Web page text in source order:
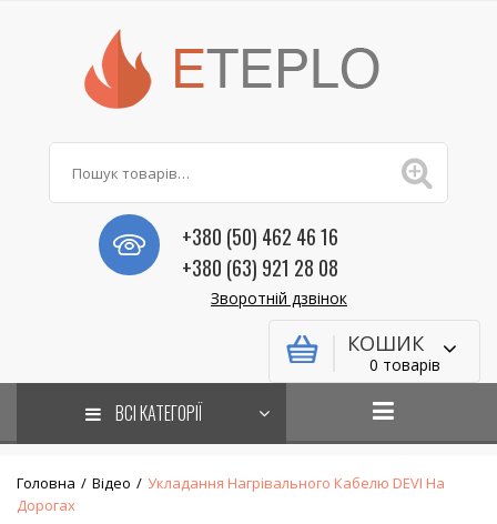
+380 (50) 462 46 16
+380 (63) 921 28 08
Зворотній дзвінок
КОШИК
0 товарів
ВСІ КАТЕГОРІЇ
Головна / Відео / Укладання Нагрівального Кабелю DEVI На
Дорогах